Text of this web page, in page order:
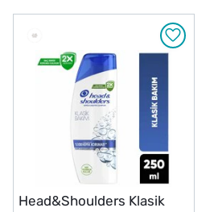
Head&Shoulders Klasik